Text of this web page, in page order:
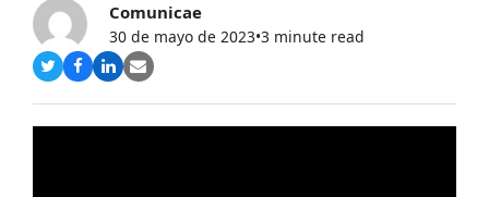
Comunicae
30 de mayo de 2023•3 minute read
Compartir
Twitter
Compartir
Facebook
Compartir
LinkedIn
Share
Email